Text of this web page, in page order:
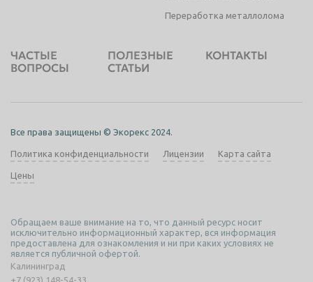
Переработка металлолома
ЧАСТЫЕ
ВОПРОСЫ
ПОЛЕЗНЫЕ
СТАТЬИ
КОНТАКТЫ
Все права защищены © Экорекс 2024.
Политика конфиденциальности Лицензии Карта сайта
Цены
Обращаем ваше внимание на то, что данный ресурс носит
исключительно информационный характер, вся информация
предоставлена для ознакомления и ни при каких условиях не
является публичной офертой.
Калининград
+7 (923) 148-54-33